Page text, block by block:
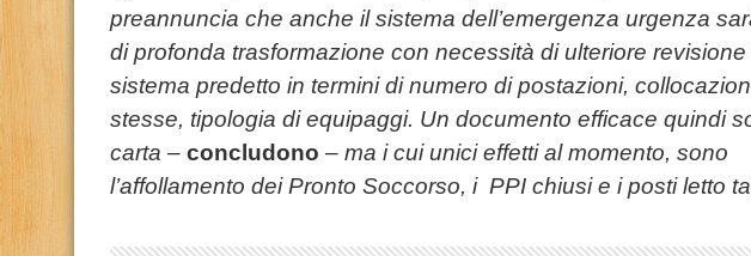
preannuncia che anche il sistema dell’emergenza urgenza
di profonda trasformazione con necessità di ulteriore revisione
sistema predetto in termini di numero di postazioni,
stesse, tipologia di equipaggi. Un documento efficace quindi
carta – concludono – ma i cui unici effetti al momento, sono
l’affollamento dei Pronto Soccorso, i PPI chiusi e i posti letto